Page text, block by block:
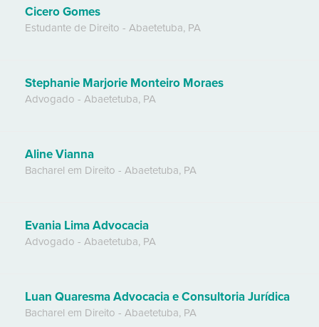
Cicero Gomes
Estudante de Direito - Abaetetuba, PA
Stephanie Marjorie Monteiro Moraes
Advogado - Abaetetuba, PA
Aline Vianna
Bacharel em Direito - Abaetetuba, PA
Evania Lima Advocacia
Advogado - Abaetetuba, PA
Luan Quaresma Advocacia e Consultoria Jurídica
Bacharel em Direito - Abaetetuba, PA